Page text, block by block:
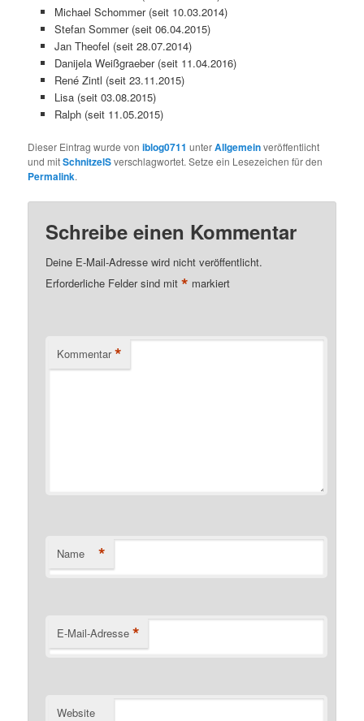
Michael Schommer (seit 10.03.2014)
Stefan Sommer (seit 06.04.2015)
Jan Theofel (seit 28.07.2014)
Danijela Weißgraeber (seit 11.04.2016)
René Zintl (seit 23.11.2015)
Lisa (seit 03.08.2015)
Ralph (seit 11.05.2015)
Dieser Eintrag wurde voniblog0711 unterAllgemeinveröffentlicht
und mitSchnitzelSverschlagwortet. Setze ein Lesezeichen für den
Permalink.
Schreibe einen Kommentar
Deine E-Mail-Adresse wird nicht veröffentlicht.
Erforderliche Felder sind mit* markiert
Kommentar *
Name *
E-Mail-Adresse *
Website